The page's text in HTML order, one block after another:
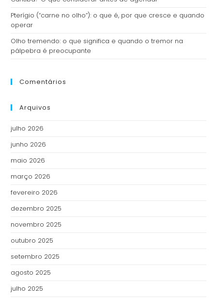
Pterígio (“carne no olho”): o que é, por que cresce e quando
operar
Olho tremendo: o que significa e quando o tremor na
pálpebra é preocupante
Comentários
Arquivos
julho 2026
junho 2026
maio 2026
março 2026
fevereiro 2026
dezembro 2025
novembro 2025
outubro 2025
setembro 2025
agosto 2025
julho 2025